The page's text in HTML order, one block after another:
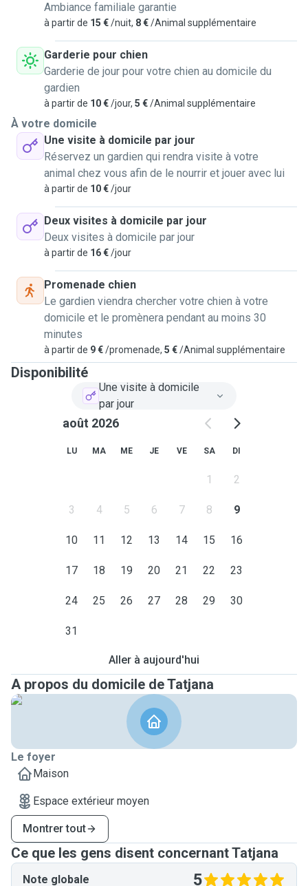
J'ai un petit faible pour les chiens d'un certain âge peu
importe leurs conditions.
Il ce pourrait que je dessine ou peint votre animal car je
suis étudiante en art et que c'est ma passion.(si vous
l'acceptez évidemment).
Je n'attends que vos toutous et leur énergie !
Ambiance familiale garantie
à partir de 15 €/nuit, 8 €/Animal supplémentaire
Garderie pour chien
Garderie de jour pour votre chien au domicile du
gardien
à partir de 10 €/jour, 5 €/Animal supplémentaire
À votre domicile
Une visite à domicile par jour
Réservez un gardien qui rendra visite à votre
animal chez vous afin de le nourrir et jouer avec lui
à partir de 10 €/jour
Deux visites à domicile par jour
Deux visites à domicile par jour
à partir de 16 €/jour
Promenade chien
Le gardien viendra chercher votre chien à votre
domicile et le promènera pendant au moins 30
minutes
à partir de 9 €/promenade, 5 €/Animal supplémentaire
Disponibilité
Une visite à domicile
par jour
août 2026
LU MA ME JE VE SA DI
1 2
3 4 5 6 7 8 9
10 11 12 13 14 15 16
17 18 19 20 21 22 23
24 25 26 27 28 29 30
31
Aller à aujourd'hui
A propos du domicile de Tatjana
Le foyer
Maison
Espace extérieur moyen
Montrer tout
Ce que les gens disent concernant Tatjana
Note globale 5